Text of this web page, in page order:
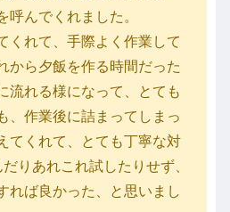
呼んでくれました。
くれて、手際よく作業して
から夕飯を作る時間だった
流れる様になって、とても
、作業後に詰まってしまっ
てくれて、とても丁寧な対
りあれこれ試したりせず、
れば良かった、と思いまし